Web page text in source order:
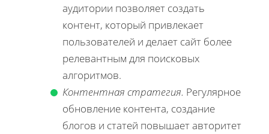
аудитории позволяет создать
контент, который привлекает
пользователей и делает сайт более
релевантным для поисковых
алгоритмов.
Контентная стратегия. Регулярное
обновление контента, создание
блогов и статей повышает авторитет